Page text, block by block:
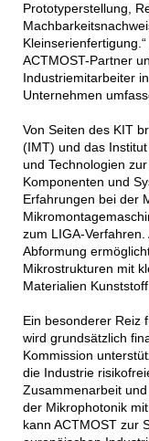
Prototyperstellung,
ACTMOST-Partner
Industriemitarbeiter
Unternehmen
Von Seiten des KIT
(IMT) und das
und Technologien
Komponenten und
Erfahrungen bei der
zum LIGA-
Abformung
Mikrostrukturen mit
Materialien
Ein besonderer Reiz
wird grundsätzlich
Kommission
die Industrie
Zusammenarbeit
der Mikrophotonik
kann ACTMOST zur